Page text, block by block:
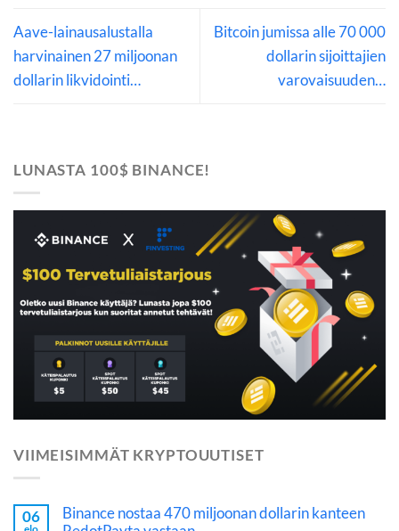
Aave-lainausalustalla
harvinainen 27 miljoonan
dollarin likvidointi…
Bitcoin jumissa alle 70 000
dollarin sijoittajien
varovaisuuden…
LUNASTA 100$ BINANCE!
VIIMEISIMMÄT KRYPTOUUTISET
06
Binance nostaa 470 miljoonan dollarin kanteen